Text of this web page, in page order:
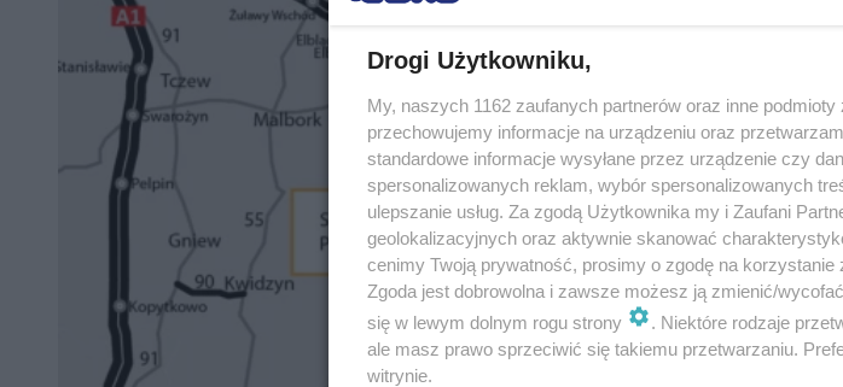
Drogi Użytkowniku,
My, naszych 1162 zaufanych partnerów oraz inne
przechowujemy informacje na urządzeniu oraz
standardowe informacje wysyłane przez urządzenie czy
spersonalizowanych reklam, wybór spersonalizowanych
ulepszanie usług. Za zgodą Użytkownika my i Zaufani
geolokalizacyjnych oraz aktywnie skanować
cenimy Twoją prywatność, prosimy o zgodę na korzystanie
Zgoda jest dobrowolna i zawsze możesz ją zmienić/
się w lewym dolnym rogu strony
. Niektóre rodzaje
ale masz prawo sprzeciwić się takiemu przetwarzaniu.
witrynie.